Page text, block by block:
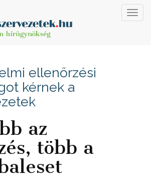
ellenőrzési
kérnek a
az
több a